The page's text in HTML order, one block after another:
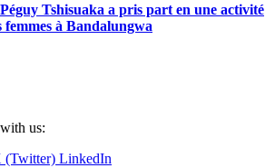
Tshisuaka a pris part en une activité
femmes à Bandalungwa
us:
(Twitter) LinkedIn